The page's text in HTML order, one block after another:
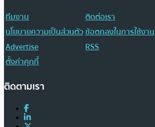
ทีมงาน
ติดต่อเรา
นโยบายความเป็นส่วนตัวข้อตกลงในการใช้งาน
Advertise
RSS
ตั้งค่าคุกกี้
ติดตามเรา